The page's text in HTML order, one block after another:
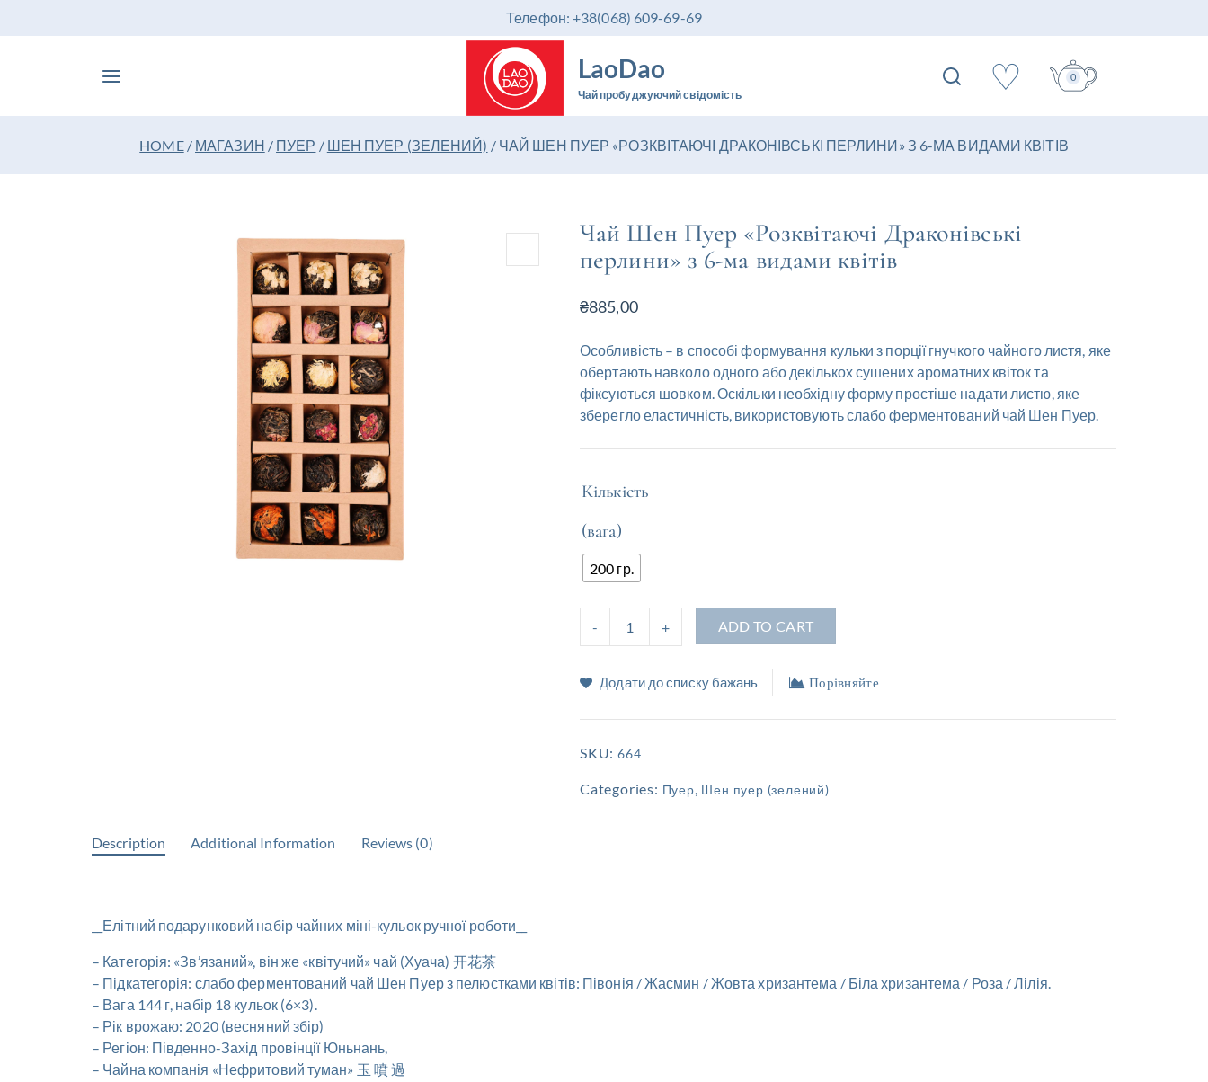
Телефон: +38(068) 609-69-69
LaoDao
Чай пробуджуючий свідомість ♡ 0
HOME / МАГАЗИН / ПУЕР / ШЕН ПУЕР (ЗЕЛЕНИЙ) / ЧАЙ ШЕН ПУЕР «РОЗКВІТАЮЧІ ДРАКОНІВСЬКІ ПЕРЛИНИ» З 6-МА ВИДАМИ КВІТІВ
Чай Шен Пуер «Розквітаючі Драконівські
перлини» з 6-ма видами квітів
₴885,00
Особливість – в способі формування кульки з порції гнучкого чайного листя, яке
обертають навколо одного або декількох сушених ароматних квіток та
фіксуються шовком. Оскільки необхідну форму простіше надати листю, яке
зберегло еластичність, використовують слабо ферментований чай Шен Пуер.
Кількість
(вага)
200 гр.
ADD TO CART
Додати до списку бажань Порівняйте
SKU: 664
Categories: Пуер, Шен пуер (зелений)
Description Additional Information Reviews (0)
__Елітний подарунковий набір чайних міні-кульок ручної роботи__
– Категорія: «Зв’язаний», він же «квітучий» чай (Хуача) 开花茶
– Підкатегорія: слабо ферментований чай Шен Пуер з пелюстками квітів: Півонія / Жасмин / Жовта хризантема / Біла хризантема / Роза / Лілія.
– Вага 144 г, набір 18 кульок (6×3).
– Рік врожаю: 2020 (весняний збір)
– Регіон: Південно-Захід провінції Юньнань,
– Чайна компанія «Нефритовий туман» 玉 噴 過